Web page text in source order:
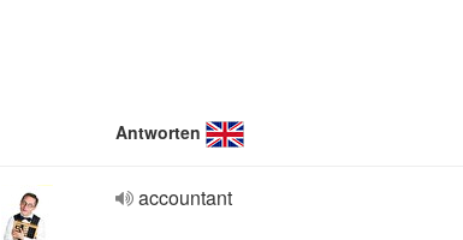
Antworten
accountant